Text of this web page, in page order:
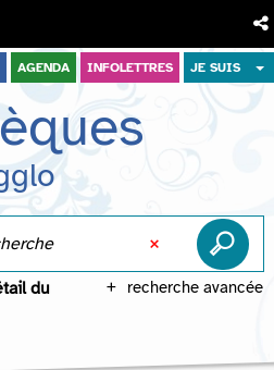
AGENDA INFOLETTRES JE SUIS
recherche avancée
du